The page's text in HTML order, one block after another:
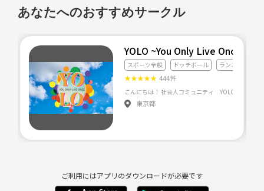
是非是非お気軽にご参加ください！
あなたへのおすすめサークル
YOLO ~You Only Live Once~
スポーツ全般 ドッチボール ランニング・ジ
★★★★★ 444件
東京都
ご利用にはアプリのダウンロードが必要です